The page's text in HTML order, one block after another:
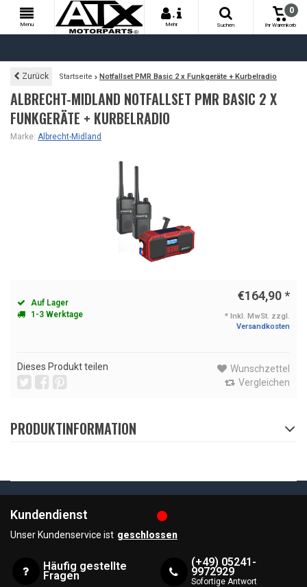
Menu
+
Mehr
Suchen
0
Ihr Warenkorb
Zurück Startseite Notfallset PMR Basic 2 x Funkgeräte + Kurbelradio
ALBRECHT-MIDLAND NOTFALLSET PMR BASIC 2 X
FUNKGERÄTE + KURBELRADIO
Marke: Albrecht-Midland
Auf Lager
1-3 Werktage
€164,90*
* Inkl. MwSt. zzgl.
Versandkosten
Dieses Produkt teilen
Wunschzettel
Vergleichen
PRODUKTINFORMATION
Kundendienst
Unser Kundenservice ist geschlossen
Häufig gestellte
Fragen
(+49) 05241-
9972929
Sofortige Antwort